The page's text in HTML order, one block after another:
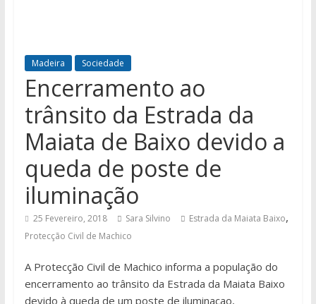
Madeira Sociedade
Encerramento ao
trânsito da Estrada da
Maiata de Baixo devido a
queda de poste de
iluminação
25 Fevereiro, 2018 Sara Silvino Estrada da Maiata Baixo,
Protecção Civil de Machico
A Protecção Civil de Machico informa a população do
encerramento ao trânsito da Estrada da Maiata Baixo
devido à queda de um poste de iluminaçao,